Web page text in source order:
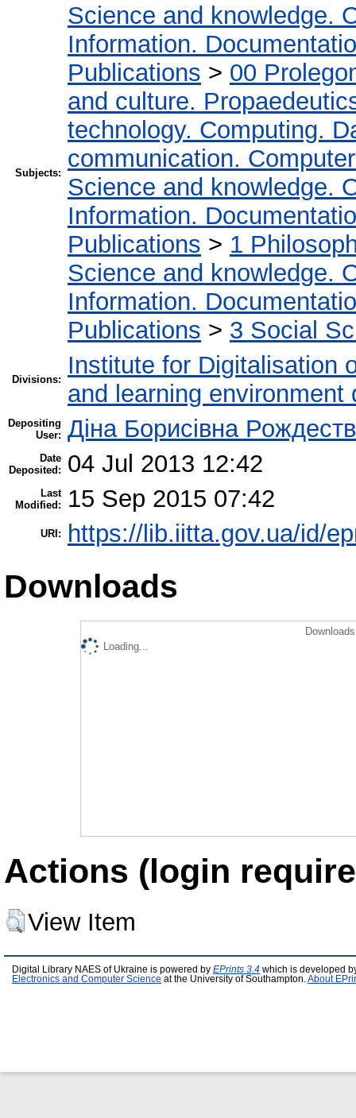
Subjects:
Science and knowledge.
Information.
Publications > 00
and culture.
technology. Computing.
communication.
Science and knowledge.
Information.
Publications > 1
Science and knowledge.
Information.
Publications > 3 Social
Divisions:
Institute for Digitalisation
and learning environment
Depositing
User: Діна Борисівна
Date
Deposited:
04 Jul 2013 12:42
Last
Modified:
15 Sep 2015 07:42
URI: https://lib.iitta.gov.ua/id/
Downloads
Loading...
Actions (login
View Item
Digital Library NAES of Ukraine is powered by EPrints 3.4 which is developed
Electronics and Computer Science at the University of Southampton. About